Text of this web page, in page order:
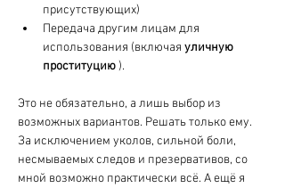
присутствующих)
Передача другим лицам для
использования (включая уличную
проституцию ).
Это не обязательно, а лишь выбор из
возможных вариантов. Решать только ему.
За исключением уколов, сильной боли,
несмываемых следов и презервативов, со
мной возможно практически всё. А ещё я